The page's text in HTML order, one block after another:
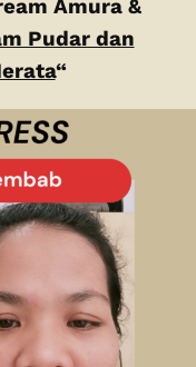
Amura &
Pudar dan
“